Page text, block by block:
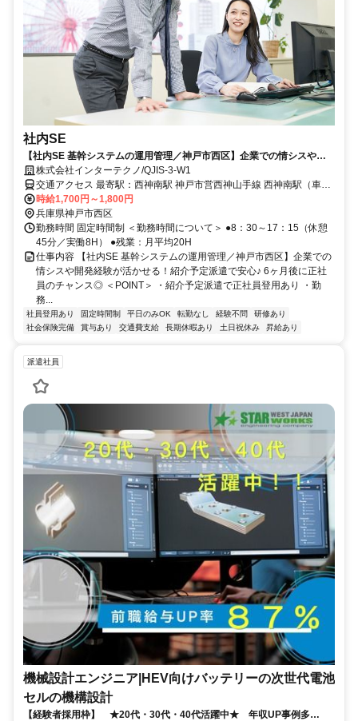
社内SE
【社内SE 基幹システムの運用管理／神戸市西区】企業での情シスや開
発経験が活かせる！紹介予定派遣で安心♪ 6ヶ月後に正社員のチャンス◎
株式会社インターテクノ/QJIS-3-W1
交通アクセス 最寄駅：西神南駅 神戸市営西神山手線 西神南駅（車5
分） 神戸市営バス「ハイテク6番」バス停から徒歩2分 ※車通勤OK！
時給1,700円～1,800円
兵庫県神戸市西区
勤務時間 固定時間制 ＜勤務時間について＞ ●8：30～17：15（休憩
45分／実働8H） ●残業：月平均20H
仕事内容 【社内SE 基幹システムの運用管理／神戸市西区】企業での
情シスや開発経験が活かせる！紹介予定派遣で安心♪ 6ヶ月後に正社
員のチャンス◎ ＜POINT＞ ・紹介予定派遣で正社員登用あり ・勤
務...
社員登用あり 固定時間制 平日のみOK 転勤なし 経験不問
研修あり
社会保険完備
賞与あり 交通費支給 長期休暇あり 土日祝休み 昇給あり
派遣社員
機械設計エンジニア|HEV向けバッテリーの次世代電池
セルの機構設計
【経験者採用枠】 ★20代・30代・40代活躍中★ 年収UP事例多